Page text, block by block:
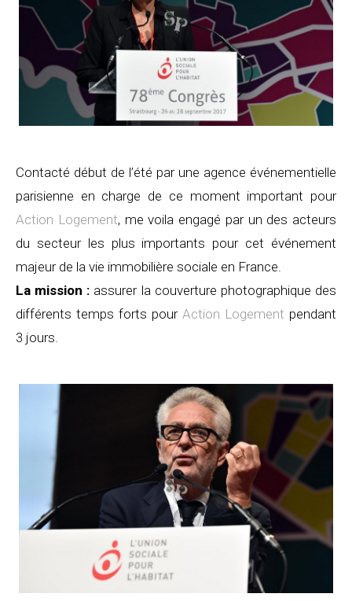
Contacté début de l’été par une agence événementielle
parisienne en charge de ce moment important pour
Action Logement, me voila engagé par un des acteurs
du secteur les plus importants pour cet événement
majeur de la vie immobilière sociale en France.
La mission : assurer la couverture photographique des
différents temps forts pour Action Logement pendant
3 jours.